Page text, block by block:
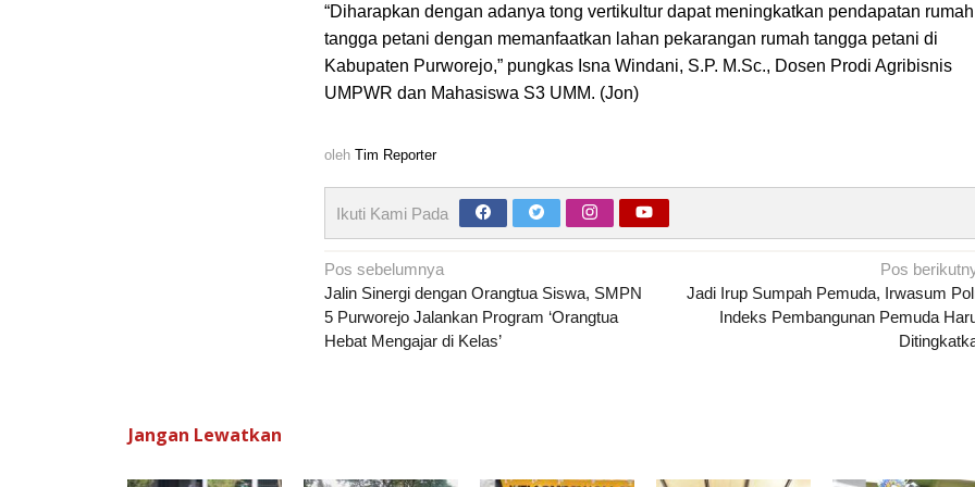
“Diharapkan dengan adanya tong vertikultur dapat meningkatkan pendapatan rumah
tangga petani dengan memanfaatkan lahan pekarangan rumah tangga petani di
Kabupaten Purworejo,” pungkas Isna Windani, S.P. M.Sc., Dosen Prodi Agribisnis
UMPWR dan Mahasiswa S3 UMM. (Jon)
oleh Tim Reporter
Ikuti Kami Pada
Navigasi
pos
Pos sebelumnya
Jalin Sinergi dengan Orangtua Siswa, SMPN
5 Purworejo Jalankan Program ‘Orangtua
Hebat Mengajar di Kelas’
Pos
Jadi Irup Sumpah Pemuda, Irwasum
Indeks Pembangunan Pemuda
Jangan Lewatkan